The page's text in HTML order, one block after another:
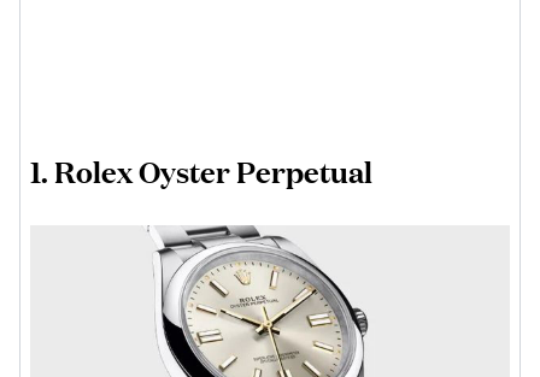
1. Rolex Oyster Perpetual